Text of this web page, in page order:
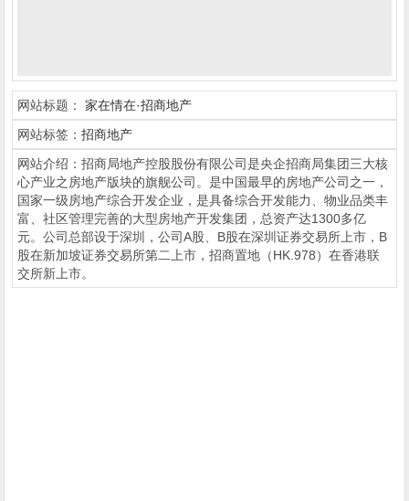
网站标题：家在情在·招商地产
网站标签：招商地产
网站介绍：招商局地产控股股份有限公司是央企招商局集团三大核
心产业之房地产版块的旗舰公司。是中国最早的房地产公司之一，
国家一级房地产综合开发企业，是具备综合开发能力、物业品类丰
富、社区管理完善的大型房地产开发集团，总资产达1300多亿
元。公司总部设于深圳，公司A股、B股在深圳证券交易所上市，B
股在新加坡证券交易所第二上市，招商置地（HK.978）在香港联
交所新上市。